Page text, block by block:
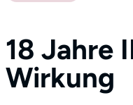
18 Jahre
Wirkung